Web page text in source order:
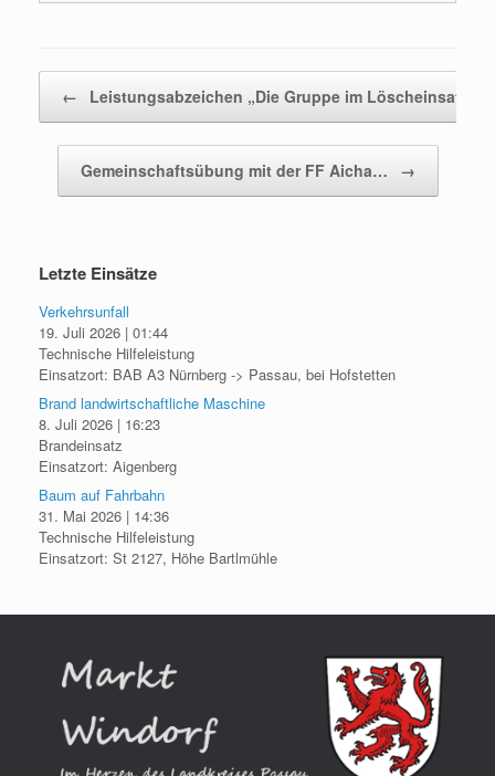
← Leistungsabzeichen „Die Gruppe im Löscheinsatz“…
Gemeinschaftsübung mit der FF Aicha… →
Letzte Einsätze
Verkehrsunfall
19. Juli 2026 | 01:44
Technische Hilfeleistung
Einsatzort: BAB A3 Nürnberg -> Passau, bei Hofstetten
Brand landwirtschaftliche Maschine
8. Juli 2026 | 16:23
Brandeinsatz
Einsatzort: Aigenberg
Baum auf Fahrbahn
31. Mai 2026 | 14:36
Technische Hilfeleistung
Einsatzort: St 2127, Höhe Bartlmühle